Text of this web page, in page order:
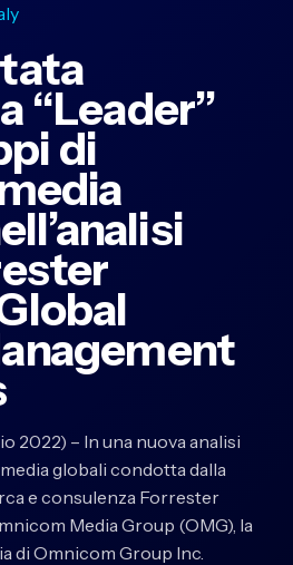
“Leader”
di
2022) – In una nuova analisi
globali condotta dalla
e consulenza Forrester
Media Group (OMG), la
di Omnicom Group Inc.